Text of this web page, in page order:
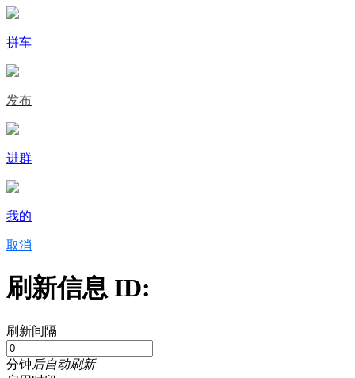
拼车
发布
进群
我的
取消
刷新信息 ID:
刷新间隔
分钟后自动刷新